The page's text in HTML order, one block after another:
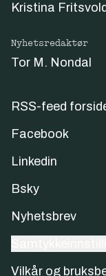
Kristina
Nyhetsredaktør
Tor M. Nondal
RSS-feed
Facebook
Linkedin
Bsky
Nyhetsbrev
Vilkår og